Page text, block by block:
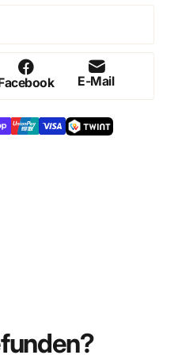
E-Mail